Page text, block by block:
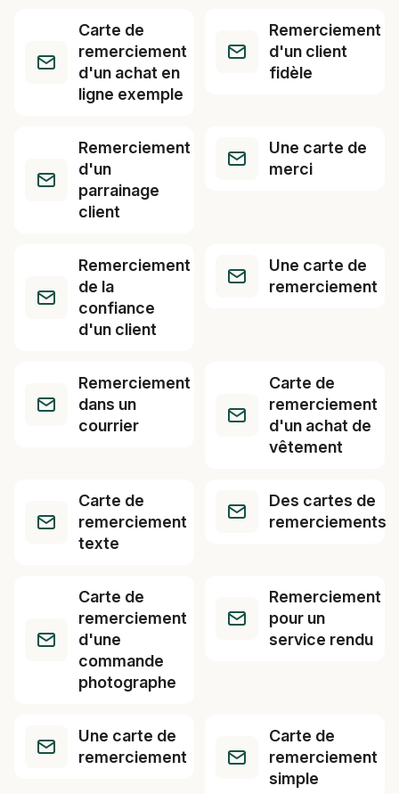
Carte de
remerciement
d'un achat en
ligne exemple
Remerciement
d'un client
fidèle
Remerciement
d'un
parrainage
client
Une carte de
merci
Remerciement
de la
confiance
d'un client
Une carte de
remerciement
Remerciement
dans un
courrier
Carte de
remerciement
d'un achat de
vêtement
Carte de
remerciement
texte
Des cartes de
remerciements
Carte de
remerciement
d'une
commande
photographe
Remerciement
pour un
service rendu
Une carte de
remerciement
Carte de
remerciement
simple